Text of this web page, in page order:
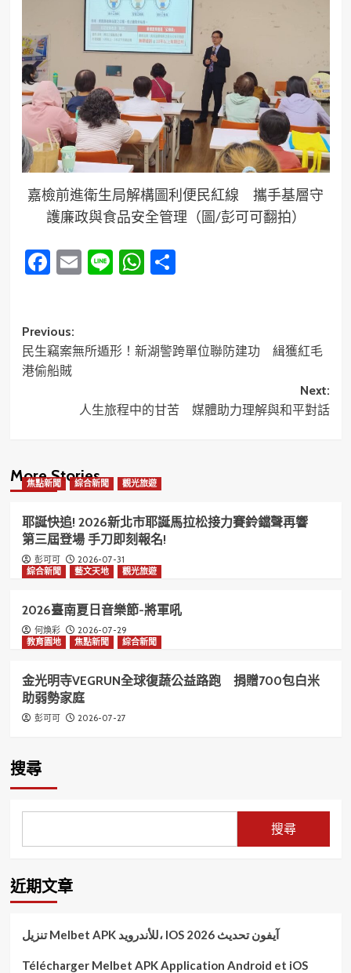
嘉檢前進衛生局解構圖利便民紅線 攜手基層守
護廉政與食品安全管理（圖/彭可可翻拍）
Facebook
Email
LineWhatsApp
分
Post
navigation
Previous:
民生竊案無所遁形！新湖警跨單位聯防建功 緝獲紅毛
港偷船賊
Next:
人生旅程中的甘苦 媒體助力理解與和平對話
More Stories
焦點新聞 綜合新聞 觀光旅遊
耶誕快追! 2026新北市耶誕馬拉松接力賽鈴鐺聲再響
第三屆登場 手刀即刻報名!
彭可可
2026-07-31
綜合新聞
藝文天地 觀光旅遊
2026臺南夏日音樂節-將軍吼
何煥彩
2026-07-29
教育園地
焦點新聞 綜合新聞
金光明寺VEGRUN全球復蔬公益路跑 捐贈700包白米
助弱勢家庭
彭可可 2026-07-27
搜尋
搜尋
近期文章
تنزيل Melbet APK للأندرويد، IOS آيفون تحديث 2026
Télécharger Melbet APK Application Android et iOS